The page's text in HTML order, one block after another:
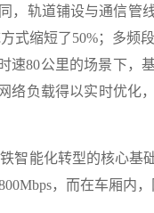
，轨道铺设与通信管
式缩短了50%；多频
速80公里的场景下，
络负载得以实时优化
能化转型的核心基
，而在车厢内，